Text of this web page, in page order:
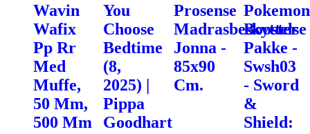
Wavin
Wafix
Pp Rr
Med
Muffe,
50 Mm,
500 Mm
You
Choose
Bedtime
(8,
2025) |
Pippa
Goodhart
Prosense
Madrasbeskyttelse
Jonna -
85x90
Cm.
Pokemon
Booster
Pakke -
Swsh03
- Sword
&
Shield: